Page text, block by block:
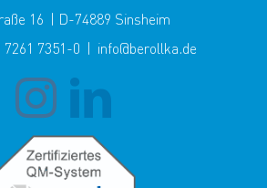
16 | D-74889 Sinsheim
7261 7351-0 | info@berollka.de